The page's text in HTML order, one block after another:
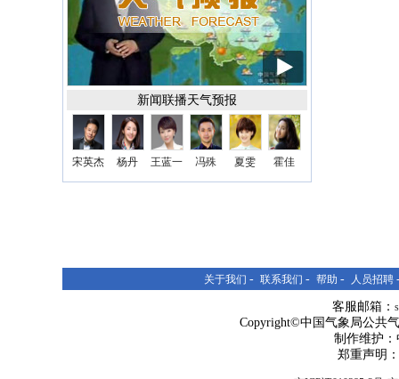
新闻联播天气预报
宋英杰 杨丹 王蓝一 冯殊 夏雯 霍佳
关于我们 - 联系我们 - 帮助 - 人员招聘
客服邮箱：
Copyright©中国气象局公共
制作维护
郑重声明